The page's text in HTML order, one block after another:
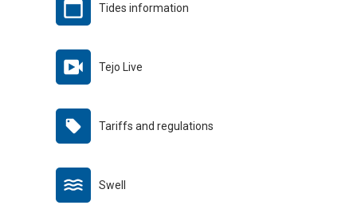
Tides information
Tejo Live
Tariffs and regulations
Swell